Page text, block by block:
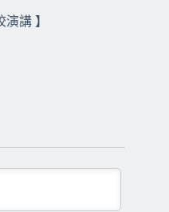
講 】